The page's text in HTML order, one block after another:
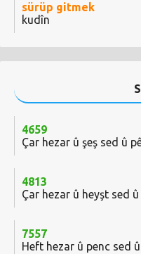
sürüp gitmek
kudîn
4659
Çar hezar û şeş sed û
4813
Çar hezar û heyşt sed
7557
Heft hezar û penc sed